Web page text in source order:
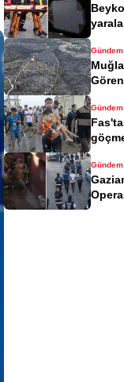
Gündem
Gündem
Gündem